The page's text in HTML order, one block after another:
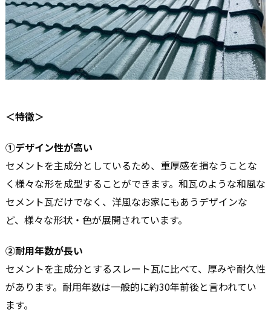
＜特徴＞
①デザイン性が高い
セメントを主成分としているため、重厚感を損なうことな
く様々な形を成型することができます。和瓦のような和風な
セメント瓦だけでなく、洋風なお家にもあうデザインな
ど、様々な形状・色が展開されています。
②耐用年数が長い
セメントを主成分とするスレート瓦に比べて、厚みや耐久性
があります。耐用年数は一般的に約30年前後と言われてい
ます。